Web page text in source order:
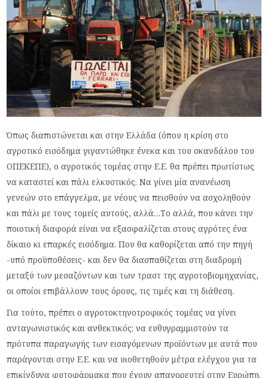
Όπως διαπιστώνεται και στην Ελλάδα (όπου η κρίση στο
αγροτικό εισόδημα γιγαντώθηκε ένεκα και του σκανδάλου του
ΟΠΕΚΕΠΕ), ο αγροτικός τομέας στην Ε.Ε. θα πρέπει πρωτίστως
να καταστεί και πάλι ελκυστικός. Να γίνει μία ανανέωση
γενεών στο επάγγελμα, με νέους να πεισθούν να ασχοληθούν
και πάλι με τους τομείς αυτούς, αλλά…Το αλλά, που κάνει την
ποιοτική διαφορά είναι να εξασφαλίζεται στους αγρότες ένα
δίκαιο κι επαρκές εισόδημα. Που θα καθορίζεται από την πηγή
-υπό προϋποθέσεις- και δεν θα διασπαθίζεται στη διαδρομή
μεταξύ των μεσαζόντων και των τραστ της αγροτοβιομηχανίας,
οι οποίοι επιβάλλουν τους όρους, τις τιμές και τη διάθεση.
Για τούτο, πρέπει ο αγροτοκτηνοτροφικός τομέας να γίνει
ανταγωνιστικός και ανθεκτικός: να ευθυγραμμιστούν τα
πρότυπα παραγωγής των εισαγόμενων προϊόντων με αυτά που
παράγονται στην Ε.Ε. και να υιοθετηθούν μέτρα ελέγχου για τα
επικίνδυνα φυτοφάρμακα που έχουν απαγορευτεί στην Ευρώπη.